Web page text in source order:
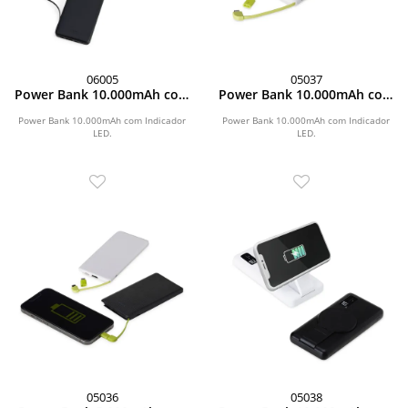
06005
Power Bank 10.000mAh com
Power Bank 10.000mAh com Indicador
LED.
05037
Power Bank 10.000mAh com
Power Bank 10.000mAh com Indicador
LED.
05036 05038